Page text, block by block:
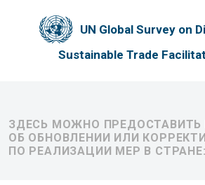
UN Global Survey on
Sustainable Trade
ЗДЕСЬ МОЖНО
ОБ ОБНОВЛЕНИИ ИЛИ
ПО РЕАЛИЗАЦИИ МЕР В СТРАНЕ: